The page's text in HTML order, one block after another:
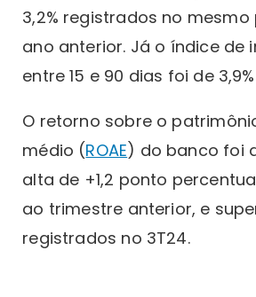
3,2% registrados no
ano anterior. Já o índice de
entre 15 e 90 dias foi de
O retorno sobre o
médio (ROAE) do banco foi
alta de +1,2 ponto
ao trimestre anterior, e
registrados no 3T24.